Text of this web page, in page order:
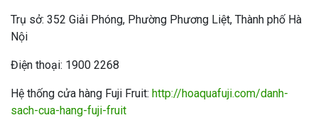
Trụ sở: 352 Giải Phóng, Phường Phương Liệt, Thành phố Hà
Nội
Điện thoại: 1900 2268
Hệ thống cửa hàng Fuji Fruit: http://hoaquafuji.com/danh-
sach-cua-hang-fuji-fruit